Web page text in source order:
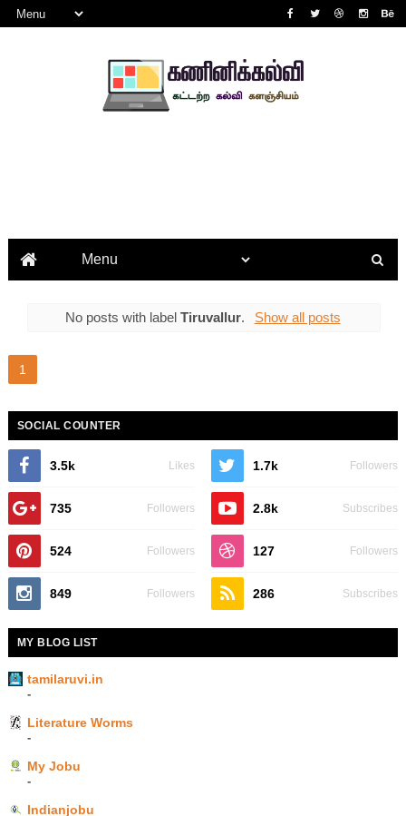
No posts with labelTiruvallur. Show all posts
1
SOCIAL COUNTER
3.5k Likes 1.7k Followers
735 Followers 2.8k Subscribes
524 Followers 127 Followers
849 Followers 286 Subscribes
MY BLOG LIST
tamilaruvi.in
-
Literature Worms
-
My Jobu
-
Indianjobu